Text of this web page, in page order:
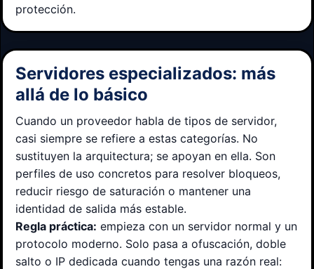
protección.
Servidores especializados: más
allá de lo básico
Cuando un proveedor habla de tipos de servidor,
casi siempre se refiere a estas categorías. No
sustituyen la arquitectura; se apoyan en ella. Son
perfiles de uso concretos para resolver bloqueos,
reducir riesgo de saturación o mantener una
identidad de salida más estable.
Regla práctica: empieza con un servidor normal y un
protocolo moderno. Solo pasa a ofuscación, doble
salto o IP dedicada cuando tengas una razón real: